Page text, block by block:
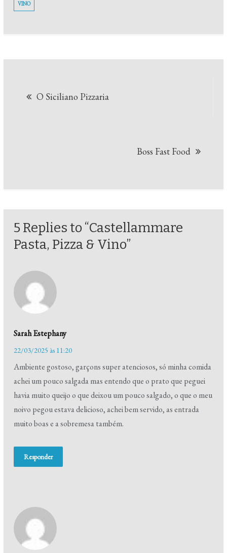
VINO
O Siciliano Pizzaria
Boss Fast Food
5 Replies to “Castellammare
Pasta, Pizza & Vino”
Sarah Estephany
22/03/2025 às 11:20
Ambiente gostoso, garçons super atenciosos, só minha comida
achei um pouco salgada mas entendo que o prato que peguei
havia muito queijo o que deixou um pouco salgado, o que o meu
noivo pegou estava delicioso, achei bem servido, as entrada
muito boas e a sobremesa também.
Responder